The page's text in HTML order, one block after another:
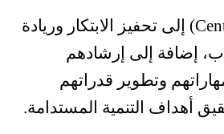
يسعى (Centre MINE) إلى تحفيز الابتكار وريادة
إضافة إلى إرشادهم
وتطوير قدراتهم
أهداف التنمية المستدامة.